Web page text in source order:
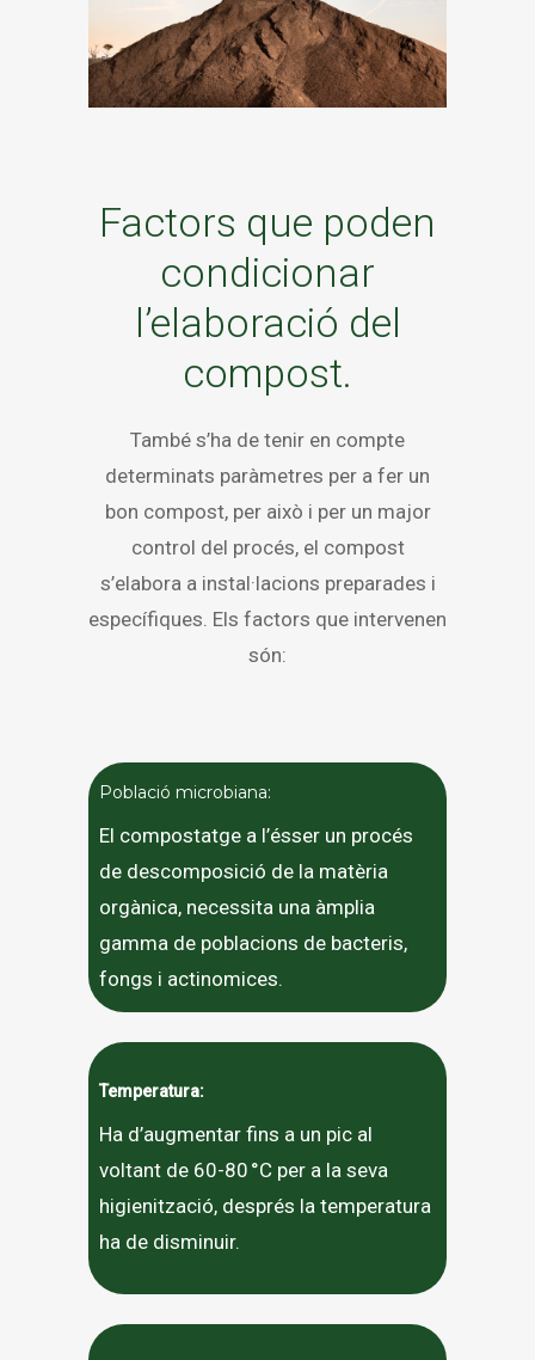
Factors que poden
condicionar
l’elaboració del
compost.
També s’ha de tenir en compte
determinats paràmetres per a fer un
bon compost, per això i per un major
control del procés, el compost
s’elabora a instal·lacions preparades i
específiques. Els factors que intervenen
són:
Població microbiana:
El compostatge a l’ésser un procés
de descomposició de la matèria
orgànica, necessita una àmplia
gamma de poblacions de bacteris,
fongs i actinomices.
Temperatura:
Ha d’augmentar fins a un pic al
voltant de 60-80 °C per a la seva
higienització, després la temperatura
ha de disminuir.